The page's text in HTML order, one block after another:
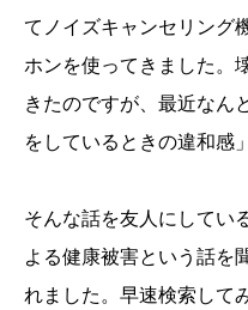
てノイズキャンセリング
ホンを使ってきました。
きたのですが、最近なん
をしているときの違和感
そんな話を友人にしてい
よる健康被害という話を
れました。早速検索して